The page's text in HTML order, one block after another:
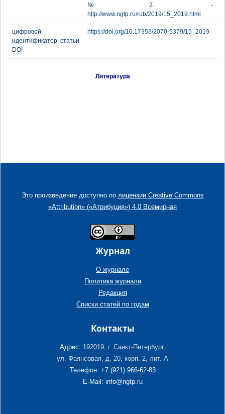
№2. -
http://www.ngtp.ru/rub/2019/15_2019.html
цифровой
идентификатор статьи
DOI
https://doi.org/10.17353/2070-5379/15_2019
Литература
Это произведение доступно по лицензии Creative Commons
«Attribution» («Атрибуция») 4.0 Всемирная
Журнал
О журнале
Политика журнала
Редакция
Списки статей по годам
Контакты
Адрес: 192019, г. Санкт-Петербург,
ул. Фаянсовая, д. 20, корп. 2, лит. А
Телефон: +7 (921) 966-62-83
E-Mail: info@ngtp.ru